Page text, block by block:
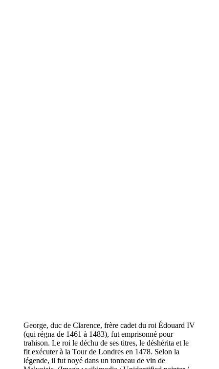
George, duc de Clarence, frère cadet du roi Édouard IV
(qui régna de 1461 à 1483), fut emprisonné pour
trahison. Le roi le déchu de ses titres, le déshérita et le
fit exécuter à la Tour de Londres en 1478. Selon la
légende, il fut noyé dans un tonneau de vin de